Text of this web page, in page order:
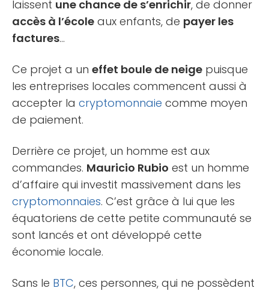
laissent une chance de s’enrichir, de donner
accès à l’école aux enfants, de payer les
factures…
Ce projet a un effet boule de neige puisque
les entreprises locales commencent aussi à
accepter la cryptomonnaie comme moyen
de paiement.
Derrière ce projet, un homme est aux
commandes. Mauricio Rubio est un homme
d’affaire qui investit massivement dans les
cryptomonnaies. C’est grâce à lui que les
équatoriens de cette petite communauté se
sont lancés et ont développé cette
économie locale.
Sans le BTC, ces personnes, qui ne possèdent